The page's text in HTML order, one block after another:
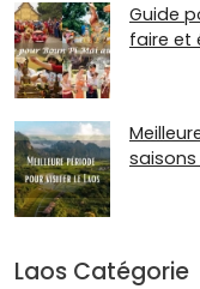
Guide
faire et
Laos Catégorie